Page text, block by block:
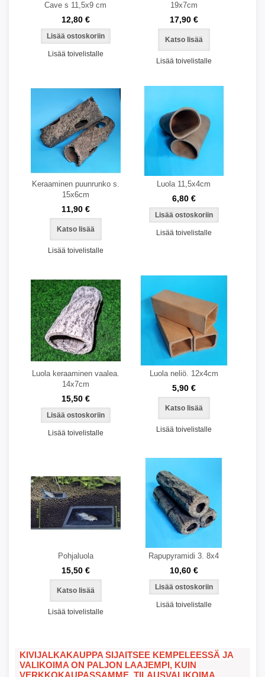
Cave s 11,5x9 cm
12,80 €
Lisää toivelistalle
19x7cm
17,90 €
Katso lisää
Lisää toivelistalle
Keraaminen puunrunko s.
15x6cm
11,90 €
Katso lisää
Lisää toivelistalle
Luola 11,5x4cm
6,80 €
Lisää toivelistalle
Luola keraaminen vaalea.
14x7cm
15,50 €
Lisää toivelistalle
Luola neliö. 12x4cm
5,90 €
Katso lisää
Lisää toivelistalle
Pohjaluola
15,50 €
Katso lisää
Lisää toivelistalle
Rapupyramidi 3. 8x4
10,60 €
Lisää toivelistalle
KIVIJALKAKAUPPA SIJAITSEE KEMPELEESSÄ JA
VALIKOIMA ON PALJON LAAJEMPI, KUIN